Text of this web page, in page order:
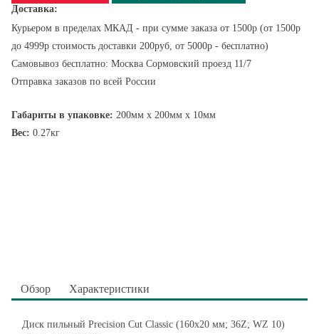
Доставка:
Курьером в пределах МКАД - при сумме заказа от 1500р (от 1500р
до 4999р стоимость доставки 200руб, от 5000р - бесплатно)
Самовывоз бесплатно: Москва Сормовский проезд 11/7
Отправка заказов по всей России
Габариты в упаковке: 200мм x 200мм x 10мм
Вес: 0.27кг
Обзор Характеристики
Диск пильный Precision Cut Classic (160x20 мм; 36Z; WZ 10)